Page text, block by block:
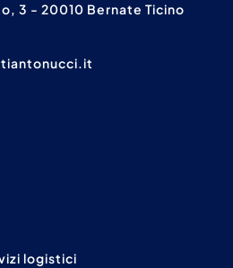
3 - 20010 Bernate Ticino
logistici